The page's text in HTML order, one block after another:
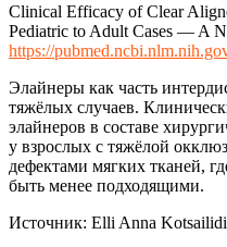
Clinical Efficacy of Clear
Pediatric to Adult Cases — A
https://
Элайнеры как часть
тяжёлых случаев.
элайнеров в составе
у взрослых с тяжёлой
дефектами мягких тканей,
быть менее подходящими.
Источник: Elli Anna Kotsailidi